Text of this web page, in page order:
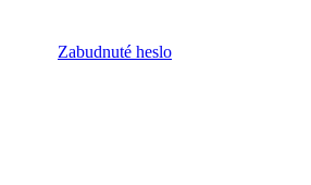
Zabudnuté heslo